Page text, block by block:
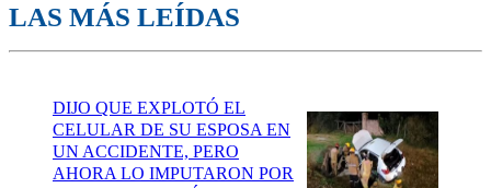
LAS MÁS LEÍDAS
DIJO QUE EXPLOTÓ EL
CELULAR DE SU ESPOSA EN
UN ACCIDENTE, PERO
AHORA LO IMPUTARON POR